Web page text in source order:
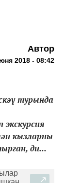
Автор
2018 - 08:42
турында
кызларны
ди...